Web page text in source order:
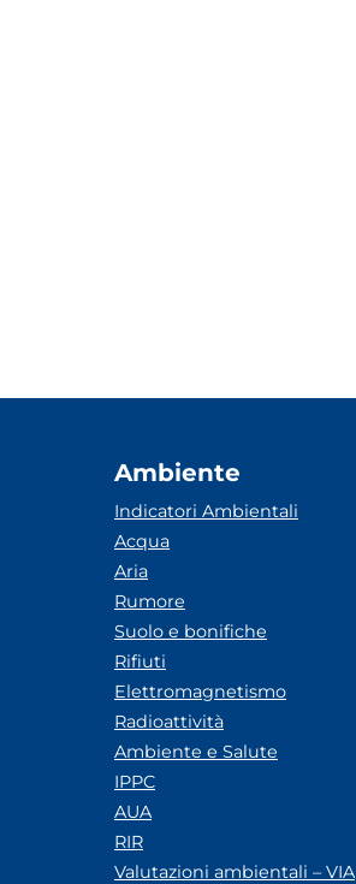
Ambiente
Indicatori Ambientali
Acqua
Aria
Rumore
Suolo e bonifiche
Rifiuti
Elettromagnetismo
Radioattività
Ambiente e Salute
IPPC
AUA
RIR
Valutazioni ambientali – VIA